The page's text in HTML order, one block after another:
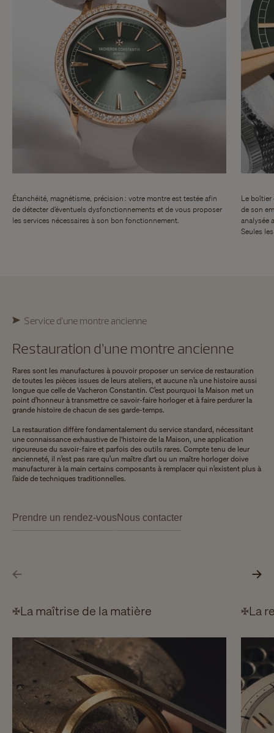
Étanchéité, magnétisme, précision : votre montre est testée afin
de détecter d’éventuels dysfonctionnements et de vous proposer
les services nécessaires à son bon fonctionnement.
Le boîtier
de son
analysée
Seules
Service d’une montre ancienne
Restauration d’une montre ancienne
Rares sont les manufactures à pouvoir proposer un service de restauration
de toutes les pièces issues de leurs ateliers, et aucune n’a une histoire aussi
longue que celle de Vacheron Constantin. C’est pourquoi la Maison met un
point d’honneur à transmettre ce savoir-faire horloger et à faire perdurer la
grande histoire de chacun de ses garde-temps.
La restauration diffère fondamentalement du service standard, nécessitant
une connaissance exhaustive de l'histoire de la Maison, une application
rigoureuse du savoir-faire et parfois des outils rares. Compte tenu de leur
ancienneté, il n’est pas rare qu’un maître d’art ou un maître horloger doive
manufacturer à la main certains composants à remplacer qui n’existent plus à
l’aide de techniques traditionnelles.
Prendre un rendez-vousNous contacter
La maîtrise de la matière La